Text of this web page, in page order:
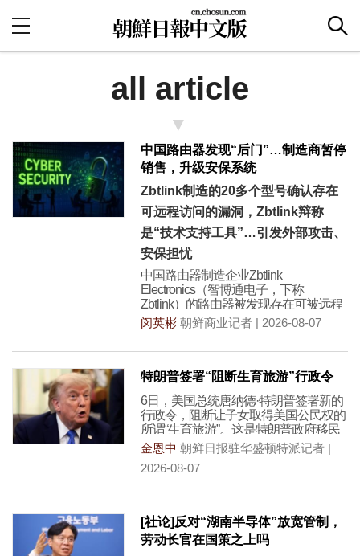
all article
中国路由器发现“后门”…制造商暂停
销售，升级安保系统
Zbtlink制造的20多个型号确认存在
可远程访问的漏洞，Zbtlink辩称
是“技术支持工具”…引发外部攻击、
安保担忧
中国路由器制造企业Zbtlink
Electronics（智博通电子，下称
Zbtlink）的路由器被发现存在可被远程
访问
闵英彬 朝鲜商业记者 | 2026-08-07
特朗普签署“阻断生育旅游”行政令
6日，美国总统唐纳德·特朗普签署新的
行政令，阻断让子女取得美国公民权的
所谓“生育旅游”。这是特朗普政府移民
政策的一环，目
金恩中 朝鲜日报驻华盛顿特派记者 |
2026-08-07
[社论]反对“湖南半导体”放宽管制，
劳动长官在国策之上吗